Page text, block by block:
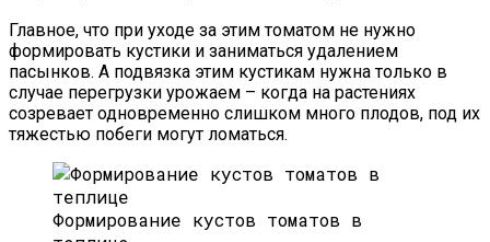
Главное, что при уходе за этим томатом не нужно
формировать кустики и заниматься удалением
пасынков. А подвязка этим кустикам нужна только в
случае перегрузки урожаем – когда на растениях
созревает одновременно слишком много плодов, под их
тяжестью побеги могут ломаться.
Формирование кустов томатов в